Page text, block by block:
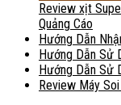
Review xịt
Quảng Cáo
Hướng Dẫn
Hướng Dẫn Sử
Hướng Dẫn Sử
Review Máy